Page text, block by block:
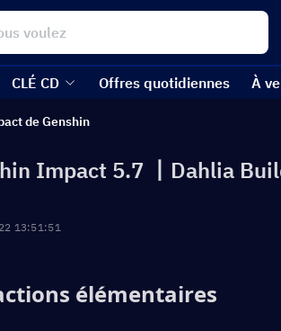
CLÉ CD Offres quotidiennes À
de Genshin
Impact 5.7 丨Dahlia
13:51:51
élémentaires